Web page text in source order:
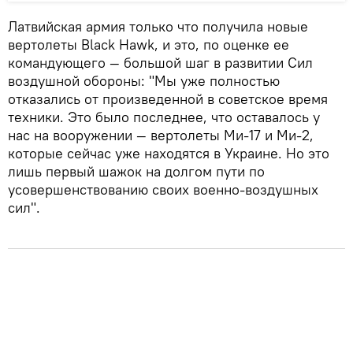
Латвийская армия только что получила новые
вертолеты Black Hawk, и это, по оценке ее
командующего — большой шаг в развитии Сил
воздушной обороны: "Мы уже полностью
отказались от произведенной в советское время
техники. Это было последнее, что оставалось у
нас на вооружении — вертолеты Ми-17 и Ми-2,
которые сейчас уже находятся в Украине. Но это
лишь первый шажок на долгом пути по
усовершенствованию своих военно-воздушных
сил".